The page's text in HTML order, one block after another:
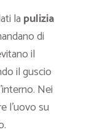
la pulizia
di
il
il guscio
Nei
l’uovo su